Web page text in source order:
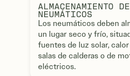
ALMACENAMIENTO
NEUMÁTICOS
Los neumáticos deben
un lugar seco y frío,
fuentes de luz solar,
salas de calderas o de
eléctricos.